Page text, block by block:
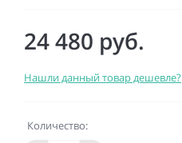
24 480 руб.
Нашли данный товар дешевле?
Количество: